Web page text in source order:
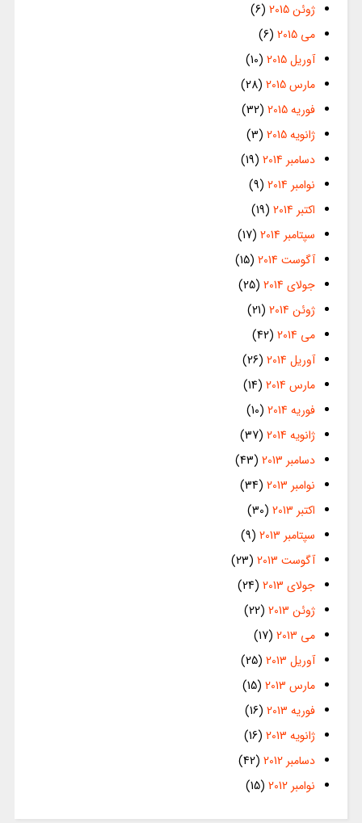
ژوئن 2015
(6)
می 2015
(6)
آوریل 2015
(10)
مارس 2015
(28)
فوریه 2015
(32)
ژانویه 2015
(3)
دسامبر 2014
(19)
نوامبر 2014
(9)
اکتبر 2014
(19)
سپتامبر 2014
(17)
آگوست 2014
(15)
جولای 2014
(25)
ژوئن 2014
(21)
می 2014
(42)
آوریل 2014
(26)
مارس 2014
(14)
فوریه 2014
(10)
ژانویه 2014
(37)
دسامبر 2013
(43)
نوامبر 2013
(34)
اکتبر 2013
(30)
سپتامبر 2013
(9)
آگوست 2013
(23)
جولای 2013
(24)
ژوئن 2013
(22)
می 2013
(17)
آوریل 2013
(25)
مارس 2013
(15)
فوریه 2013
(16)
ژانویه 2013
(16)
دسامبر 2012
(42)
نوامبر 2012
(15)